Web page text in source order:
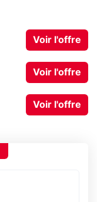
Voir l'offre
Voir l'offre
Voir l'offre